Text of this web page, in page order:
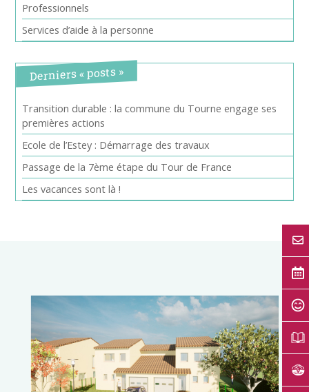
Professionnels
Services d’aide à la personne
Derniers « posts »
Transition durable : la commune du Tourne engage ses
premières actions
Ecole de l’Estey : Démarrage des travaux
Passage de la 7ème étape du Tour de France
Les vacances sont là !